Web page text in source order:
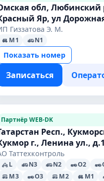
обл, Любинский
Яр, ул
Гиззатова Э. М.
M1 N1
Показать номер
Записаться
Партнёр WEB-DK
Респ.,
г., Ленина ул.,
Таттехконтроль
L N3 N2 O2
M3
O3 M2 M1